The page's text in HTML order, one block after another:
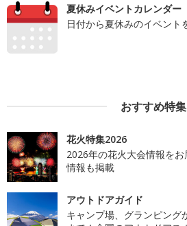
夏休みイベントカレンダー
日付から夏休みのイベント
おすすめ特集
花火特集2026
2026年の花火大会情報を
情報も掲載
アウトドアガイド
キャンプ場、グランピング